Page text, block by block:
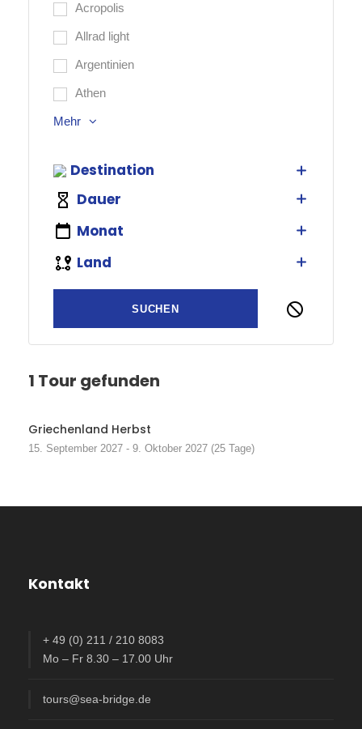
Acropolis
Allrad light
Argentinien
Athen
Mehr
Destination
Dauer
Monat
Land
1 Tour gefunden
Griechenland Herbst
15. September 2027 - 9. Oktober 2027 (25 Tage)
Kontakt
+ 49 (0) 211 / 210 8083
Mo – Fr 8.30 – 17.00 Uhr
tours@sea-bridge.de